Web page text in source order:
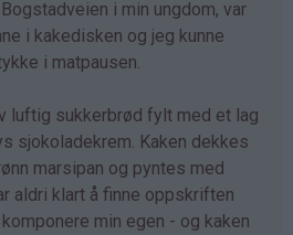
i min ungdom, var
i kakedisken og jeg kunne
i matpausen.
luftig sukkerbrød fylt med et lag
sjokoladekrem. Kaken dekkes
marsipan og pyntes med
aldri klart å finne oppskriften
min egen - og kaken